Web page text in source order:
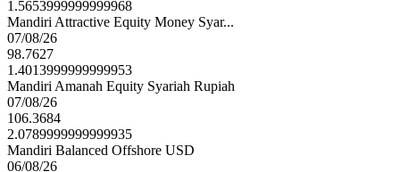
1.5653999999999968
Mandiri Attractive Equity Money Syar...
07/08/26
98.7627
1.4013999999999953
Mandiri Amanah Equity Syariah Rupiah
07/08/26
106.3684
2.0789999999999935
Mandiri Balanced Offshore USD
06/08/26